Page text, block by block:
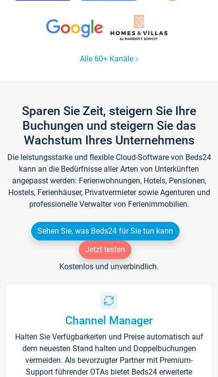
Alle 60+ Kanäle
Sparen Sie Zeit, steigern Sie Ihre
Buchungen und steigern Sie das
Wachstum Ihres Unternehmens
Die leistungsstarke und flexible Cloud-Software von Beds24
kann an die Bedürfnisse aller Arten von Unterkünften
angepasst werden: Ferienwohnungen, Hotels, Pensionen,
Hostels, Ferienhäuser, Privatvermieter sowie Agenturen und
professionelle Verwalter von Ferienimmobilien.
Sehen Sie, was Beds24 für Sie tun kann
Jetzt testen
Kostenlos und unverbindlich.
Channel Manager
Halten Sie Verfügbarkeiten und Preise automatisch auf
dem neuesten Stand halten und Doppelbuchungen
vermeiden. Als bevorzugter Partner mit Premium-
Support führender OTAs bietet Beds24 erweiterte